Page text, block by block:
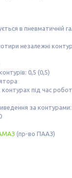
в пневматичній
незалежні
0,5 (0,5)
під час
за
(пр-во ПААЗ)